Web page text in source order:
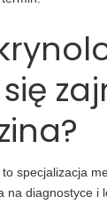
specjalizacja
na diagnostyce i